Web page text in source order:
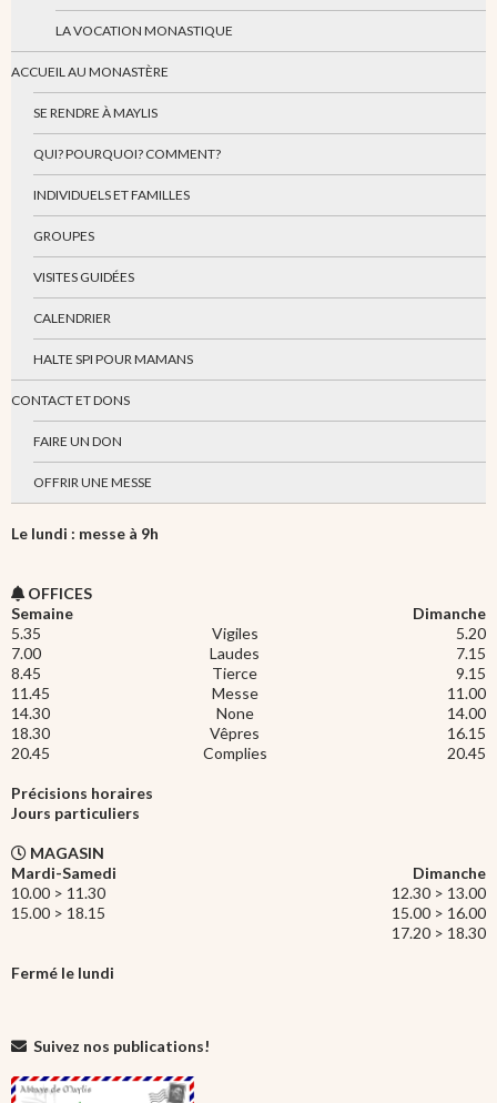
LA VOCATION MONASTIQUE
ACCUEIL AU MONASTÈRE
SE RENDRE À MAYLIS
QUI? POURQUOI? COMMENT?
INDIVIDUELS ET FAMILLES
GROUPES
VISITES GUIDÉES
CALENDRIER
HALTE SPI POUR MAMANS
CONTACT ET DONS
FAIRE UN DON
OFFRIR UNE MESSE
Le lundi : messe à 9h
OFFICES
Semaine
Dimanche
5.35
Vigiles
5.20
7.00
Laudes
7.15
8.45
Tierce
9.15
11.45
Messe
11.00
14.30
None
14.00
18.30
Vêpres
16.15
20.45
Complies 20.45
Précisions horaires
Jours particuliers
MAGASIN
Mardi-Samedi
Dimanche
10.00 > 11.30
12.30 > 13.00
15.00 > 18.15
15.00 > 16.00
17.20 > 18.30
Fermé le lundi
Suivez nos publications!